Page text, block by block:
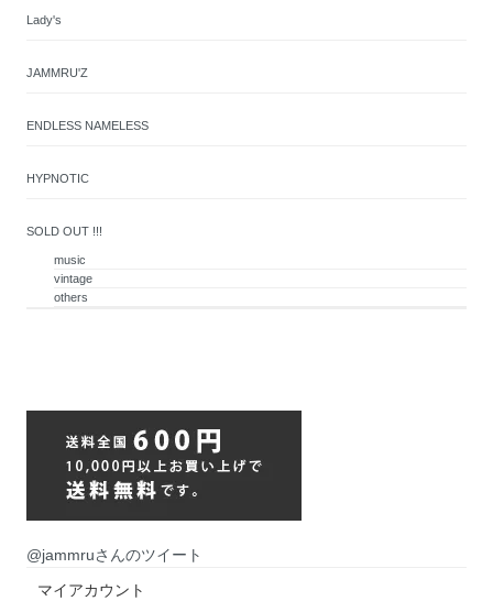
Lady's
JAMMRU'Z
ENDLESS NAMELESS
HYPNOTIC
SOLD OUT !!!
music
vintage
others
@jammruさんのツイート
マイアカウント